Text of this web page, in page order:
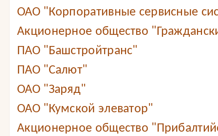
ОАО "Корпоративные сервисные
Акционерное общество
ПАО "Башстройтранс"
ПАО "Салют"
ОАО "Заряд"
ОАО "Кумской элеватор"
Акционерное общество